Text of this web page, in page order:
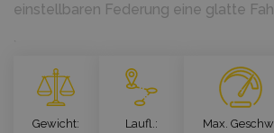
einstellbaren Federung eine glatte
`
Gewicht Laufl. Max. Geschw.